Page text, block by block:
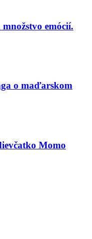
emócií.
o maďarskom
Momo